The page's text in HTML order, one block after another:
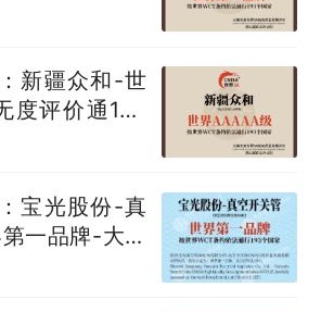
新疆众和-世
度评价通193
宝光股份-真
一品牌-大美